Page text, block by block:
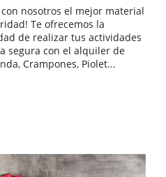
con nosotros el mejor material
Te ofrecemos la
de realizar tus actividades
segura con el alquiler de
Crampones, Piolet...